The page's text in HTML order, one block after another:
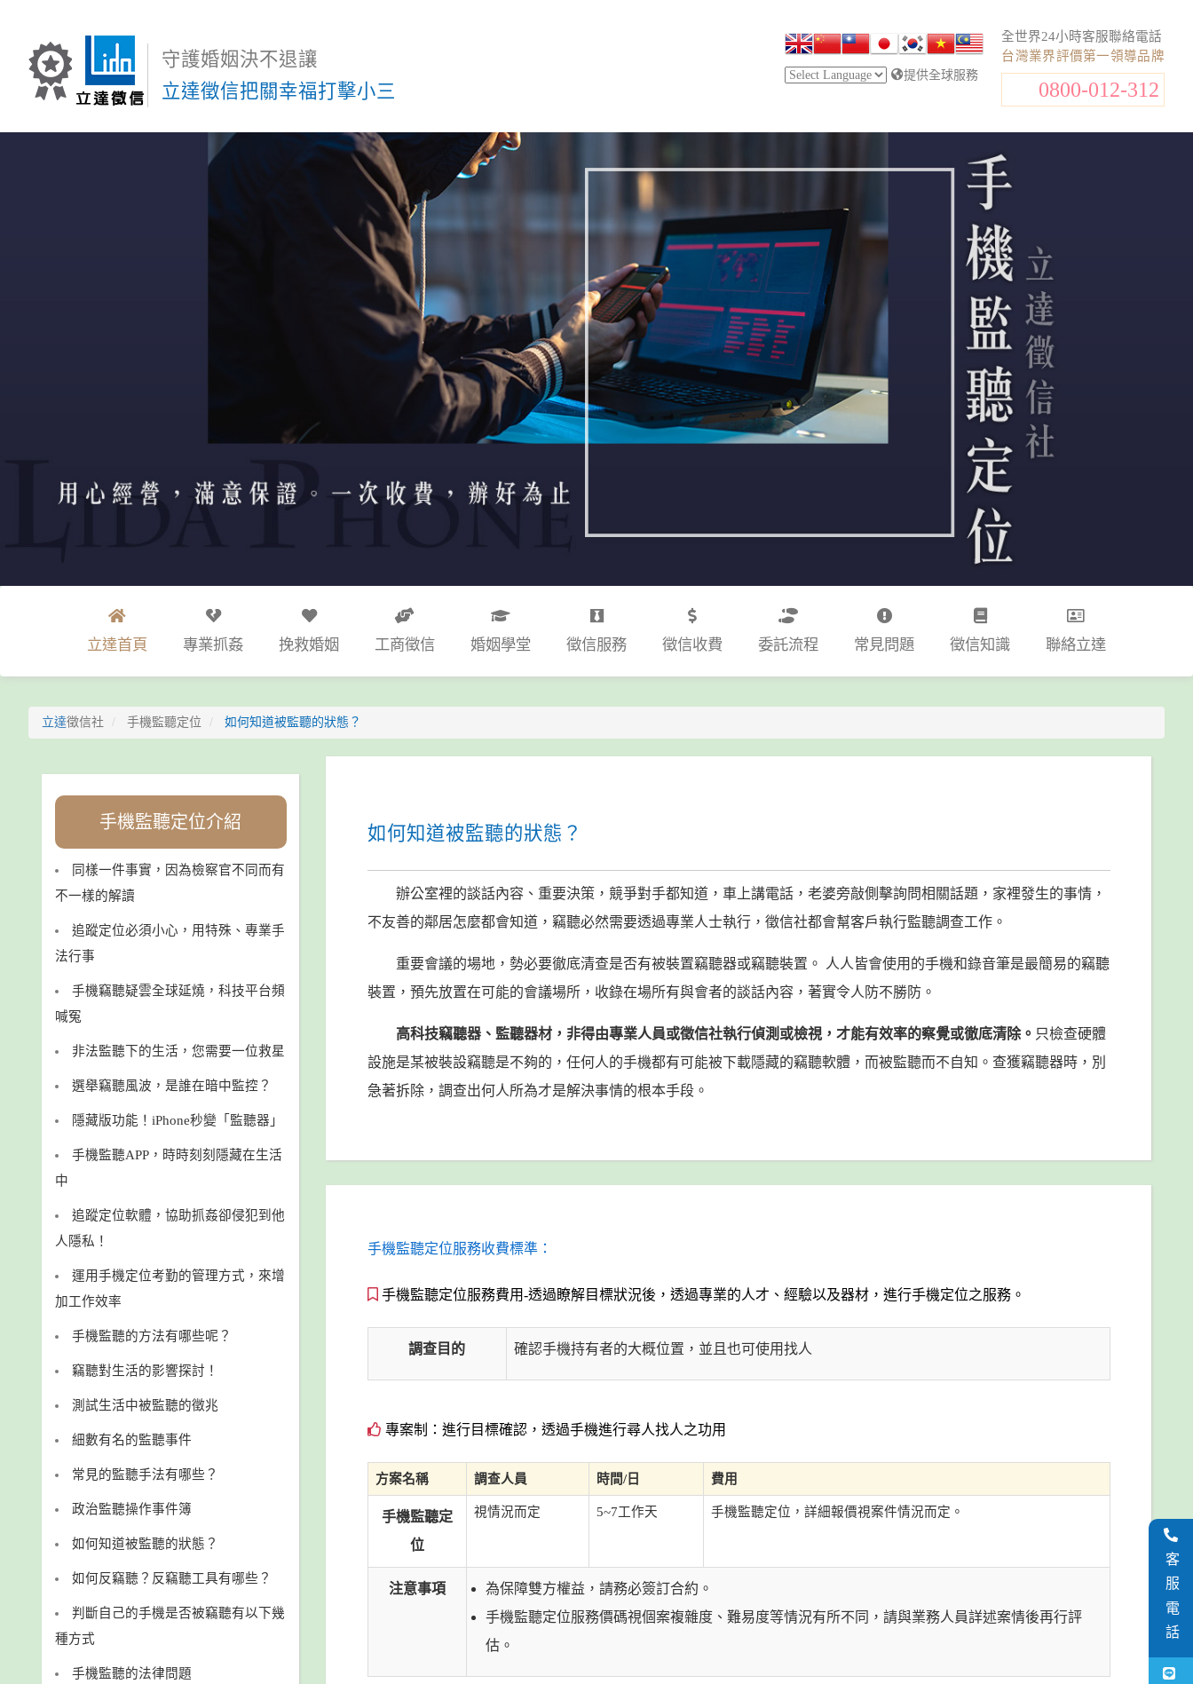
守護婚姻決不退讓
立達徵信把關幸福打擊小三
全世界24小時客服聯絡電話
台灣業界評價第一領導品牌
0800-012-312
提供全球服務
立達首頁 專業抓姦 挽救婚姻 工商徵信 婚姻學堂 徵信服務 徵信收費 委託流程 常見問題 徵信知識 聯絡立達
立達徵信社 手機監聽定位 如何知道被監聽的狀態？
如何知道被監聽的狀態？
辦公室裡的談話內容、重要決策，競爭對手都知道，車上講電話，老婆旁敲側擊詢問相關話題，家裡發生的事情，
不友善的鄰居怎麼都會知道，竊聽必然需要透過專業人士執行，徵信社都會幫客戶執行監聽調查工作。
重要會議的場地，勢必要徹底清查是否有被裝置竊聽器或竊聽裝置。 人人皆會使用的手機和錄音筆是最簡易的竊聽
裝置，預先放置在可能的會議場所，收錄在場所有與會者的談話內容，著實令人防不勝防。
高科技竊聽器、監聽器材，非得由專業人員或徵信社執行偵測或檢視，才能有效率的察覺或徹底清除。 只檢查硬體
設施是某被裝設竊聽是不夠的，任何人的手機都有可能被下載隱藏的竊聽軟體，而被監聽而不自知。查獲竊聽器時，別
急著拆除，調查出何人所為才是解決事情的根本手段。
手機監聽定位服務收費標準：
手機監聽定位服務費用-透過瞭解目標狀況後，透過專業的人才、經驗以及器材，進行手機定位之服務。
調查目的 確認手機持有者的大概位置，並且也可使用找人
專案制：進行目標確認，透過手機進行尋人找人之功用
方案名稱 調查人員 時間/日 費用
手機監聽定
位
視情況而定 5~7工作天 手機監聽定位，詳細報價視案件情況而定。
注意事項
為保障雙方權益，請務必簽訂合約。
手機監聽定位服務價碼視個案複雜度、難易度等情況有所不同，請與業務人員詳述案情後再行評
估。
手機監聽定位介紹
同樣一件事實，因為檢察官不同而有
不一樣的解讀
追蹤定位必須小心，用特殊、專業手
法行事
手機竊聽疑雲全球延燒，科技平台頻
喊冤
非法監聽下的生活，您需要一位救星
選舉竊聽風波，是誰在暗中監控？
隱藏版功能！iPhone秒變「監聽器」
手機監聽APP，時時刻刻隱藏在生活
中
追蹤定位軟體，協助抓姦卻侵犯到他
人隱私！
運用手機定位考勤的管理方式，來增
加工作效率
手機監聽的方法有哪些呢？
竊聽對生活的影響探討！
測試生活中被監聽的徵兆
細數有名的監聽事件
常見的監聽手法有哪些？
政治監聽操作事件簿
如何知道被監聽的狀態？
如何反竊聽？反竊聽工具有哪些？
判斷自己的手機是否被竊聽有以下幾
種方式
手機監聽的法律問題
客服電話